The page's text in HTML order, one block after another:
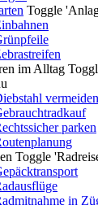
Toggle
im Alltag
vermeiden
parken
Toggle
in